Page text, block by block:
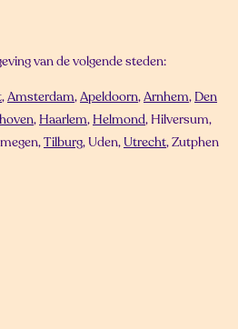
van de volgende steden:
,Amsterdam,Apeldoorn,Arnhem, Den
, Haarlem, Helmond, Hilversum,
Tilburg, Uden,Utrecht, Zutphen